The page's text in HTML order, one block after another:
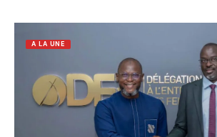
A LA UNE